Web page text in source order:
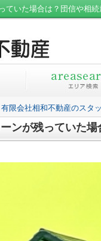
ていた場合は？団信や相
有限会社相和不動産のスタ
ンが残っていた